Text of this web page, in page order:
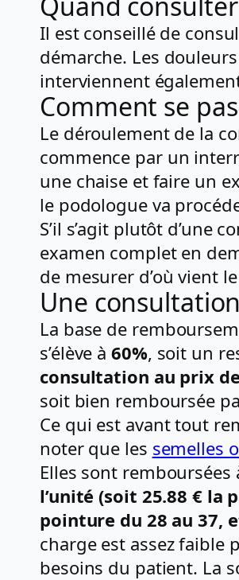
Il est conseillé de
démarche. Les
interviennent
Comment se
Le déroulement de la
commence par un
une chaise et faire un
le podologue va
S’il s’agit plutôt d’une
examen complet en
de mesurer d’où vient
Une
La base de
s’élève à60%, soit un
consultation au prix
soit bien remboursée
Ce qui est avant tout
noter que les semelles
Elles sont remboursées
l’unité (soit 25.88 € la
pointure du 28 au 37,
charge est assez
besoins du patient. La